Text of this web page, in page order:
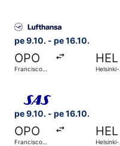
pe 9.10. - pe 16.10.
OPO
Francisco
HEL
Helsinki-
pe 9.10. - pe 16.10.
OPO
Francisco
HEL
Helsinki-